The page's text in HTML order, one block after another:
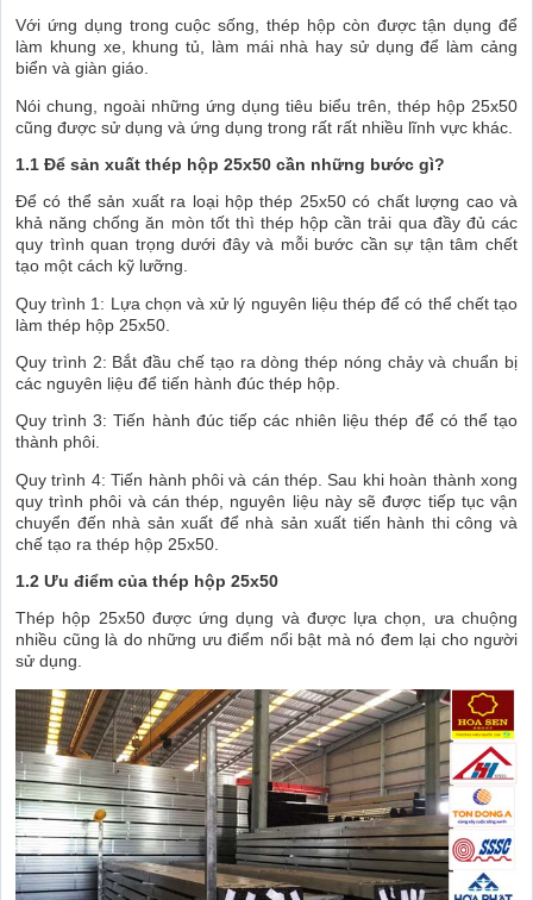
Với ứng dụng trong cuộc sống, thép hộp còn được tận dụng để
làm khung xe, khung tủ, làm mái nhà hay sử dụng để làm cảng
biển và giàn giáo.
Nói chung, ngoài những ứng dụng tiêu biểu trên, thép hộp 25x50
cũng được sử dụng và ứng dụng trong rất rất nhiều lĩnh vực khác.
1.1 Để sản xuất thép hộp 25x50 cần những bước gì?
Để có thể sản xuất ra loại hộp thép 25x50 có chất lượng cao và
khả năng chống ăn mòn tốt thì thép hộp cần trải qua đầy đủ các
quy trình quan trọng dưới đây và mỗi bước cần sự tận tâm chết
tạo một cách kỹ lưỡng.
Quy trình 1: Lựa chọn và xử lý nguyên liệu thép để có thể chết tạo
làm thép hộp 25x50.
Quy trình 2: Bắt đầu chế tạo ra dòng thép nóng chảy và chuẩn bị
các nguyên liệu để tiến hành đúc thép hộp.
Quy trình 3: Tiến hành đúc tiếp các nhiên liệu thép để có thể tạo
thành phôi.
Quy trình 4: Tiến hành phôi và cán thép. Sau khi hoàn thành xong
quy trình phôi và cán thép, nguyên liệu này sẽ được tiếp tục vận
chuyển đến nhà sản xuất để nhà sản xuất tiến hành thi công và
chế tạo ra thép hộp 25x50.
1.2 Ưu điểm của thép hộp 25x50
Thép hộp 25x50 được ứng dụng và được lựa chọn, ưa chuộng
nhiều cũng là do những ưu điểm nổi bật mà nó đem lại cho người
sử dụng.